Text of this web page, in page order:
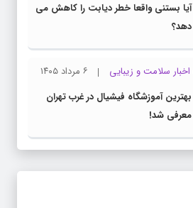
آیا بستنی واقعا خطر دیابت را کاهش می
دهد؟
اخبار سلامت و زیبایی
۶ مرداد ۱۴۰۵
بهترین آموزشگاه فیشیال در غرب تهران
معرفی شد!